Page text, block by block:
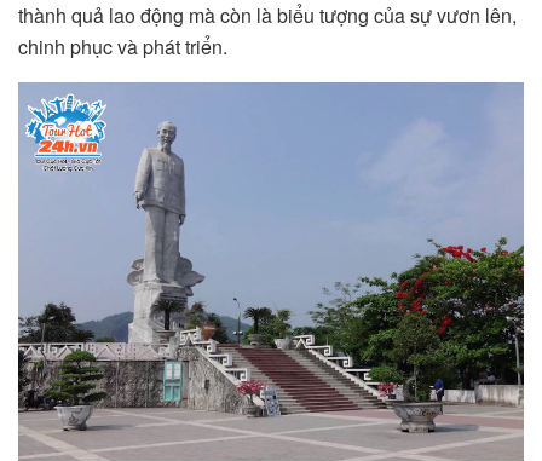
thành quả lao động mà còn là biểu tượng của sự vươn lên,
chinh phục và phát triển.